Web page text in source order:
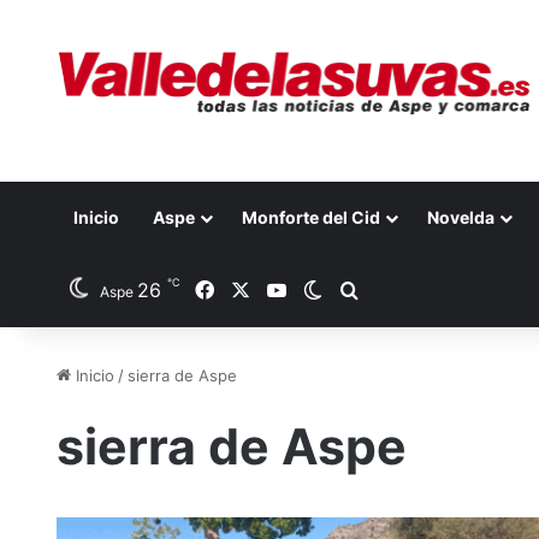
Inicio Aspe Monforte del Cid Novelda
Aspe 26 ℃ FacebookYouTubeSwitch skin
Inicio / sierra de Aspe
sierra de Aspe